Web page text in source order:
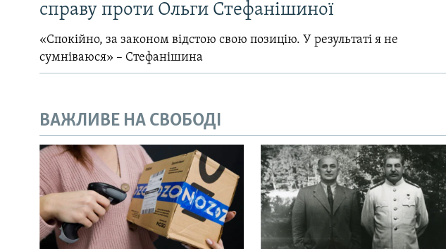
справу проти Ольги Стефанішиної
«Спокійно, за законом відстою свою позицію. У результаті я не
сумніваюся» – Стефанішина
ВАЖЛИВЕ НА СВОБОДІ